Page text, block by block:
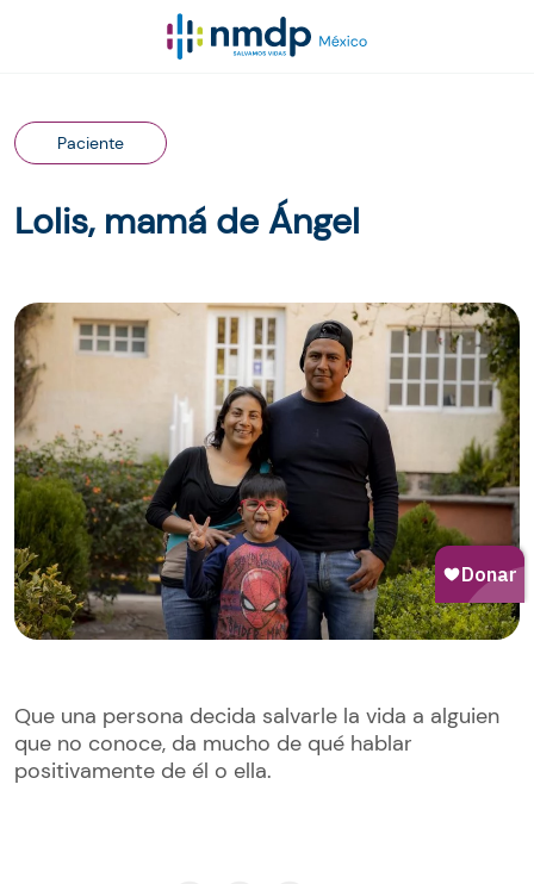
Paciente
Lolis, mamá de Ángel
Que una persona decida salvarle la vida a alguien
que no conoce, da mucho de qué hablar
positivamente de él o ella.